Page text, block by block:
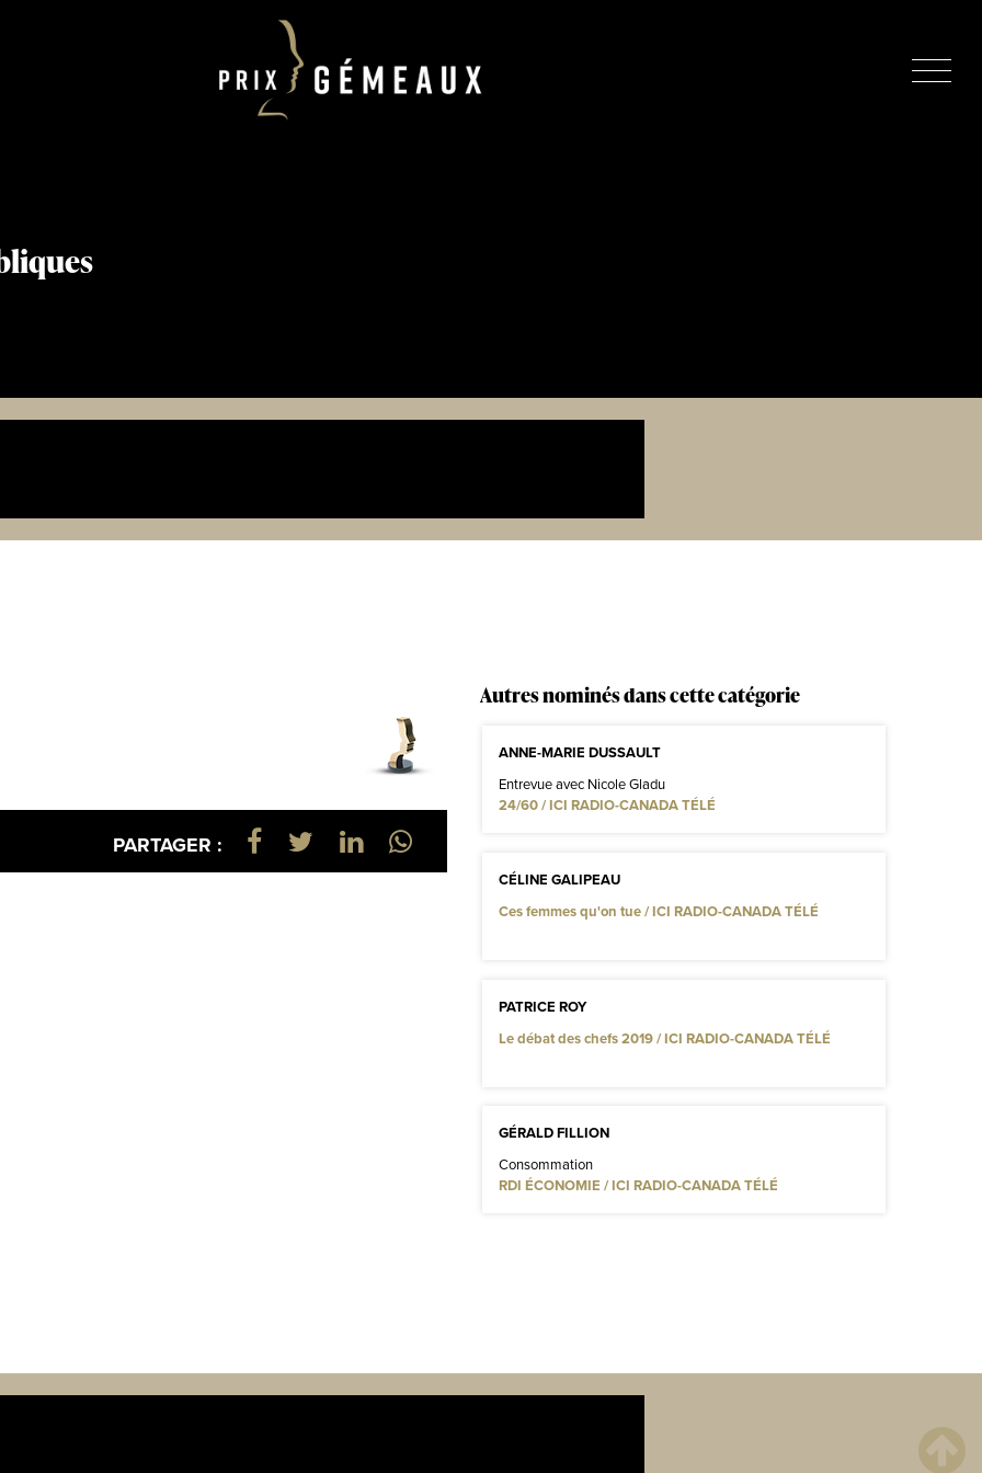
PARTAGER :
Autres nominés dans cette catégorie
ANNE-MARIE DUSSAULT
Entrevue avec Nicole Gladu
24/60 / ICI RADIO-CANADA TÉLÉ
CÉLINE GALIPEAU
Ces femmes qu'on tue / ICI RADIO-CANADA TÉLÉ
PATRICE ROY
Le débat des chefs 2019 / ICI RADIO-CANADA TÉLÉ
GÉRALD FILLION
Consommation
RDI ÉCONOMIE / ICI RADIO-CANADA TÉLÉ